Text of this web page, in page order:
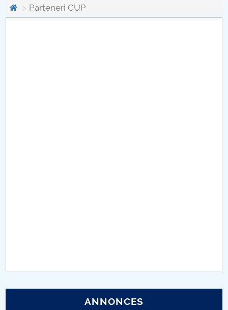
Relations Internationales
Parteneri CUP
ANNONCES